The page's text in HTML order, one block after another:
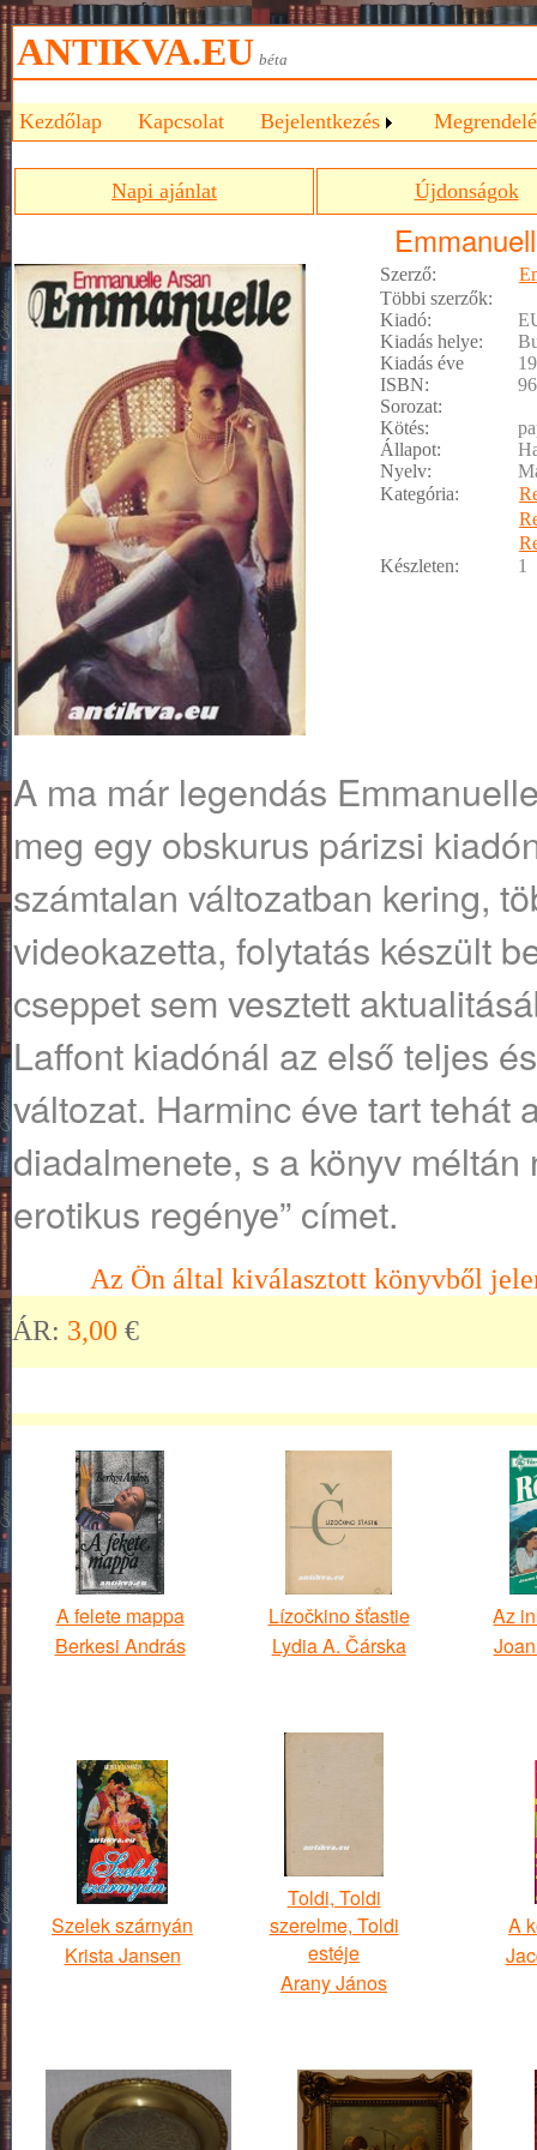
ANTIKVA.EU béta
Kezdőlap Kapcsolat Bejelentkezés
Napi ajánlat Újdonságok
Szerző:
Többi szerzők:
Kiadó:
Kiadás helye:
Kiadás éve
ISBN:
Sorozat:
Kötés:
Állapot:
Nyelv:
Kategória:
Készleten:
1
A ma már legendás
meg egy obskurus párizsi
számtalan változatban kering,
videokazetta, folytatás készült
cseppet sem vesztett
Laffont kiadónál az első teljes
változat. Harminc éve tart tehát
diadalmenete, s a könyv méltán
erotikus regénye” címet.
Az Ön által kiválasztott könyvből
ÁR: 3,00 €
A felete mappa
Berkesi András
Lízočkino šťastie
Lydia A. Čárska
Az
Szelek szárnyán
Krista Jansen
Toldi, Toldi
szerelme, Toldi
estéje
Arany János
A